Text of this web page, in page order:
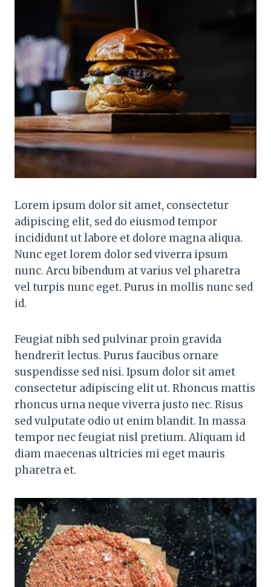
Lorem ipsum dolor sit amet, consectetur
adipiscing elit, sed do eiusmod tempor
incididunt ut labore et dolore magna aliqua.
Nunc eget lorem dolor sed viverra ipsum
nunc. Arcu bibendum at varius vel pharetra
vel turpis nunc eget. Purus in mollis nunc sed
id.
Feugiat nibh sed pulvinar proin gravida
hendrerit lectus. Purus faucibus ornare
suspendisse sed nisi. Ipsum dolor sit amet
consectetur adipiscing elit ut. Rhoncus mattis
rhoncus urna neque viverra justo nec. Risus
sed vulputate odio ut enim blandit. In massa
tempor nec feugiat nisl pretium. Aliquam id
diam maecenas ultricies mi eget mauris
pharetra et.